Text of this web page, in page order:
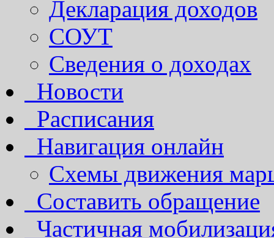
Декларация доходов
СОУТ
Сведения о доходах
Новости
Расписания
Навигация онлайн
Схемы движения
Составить обращение
Частичная